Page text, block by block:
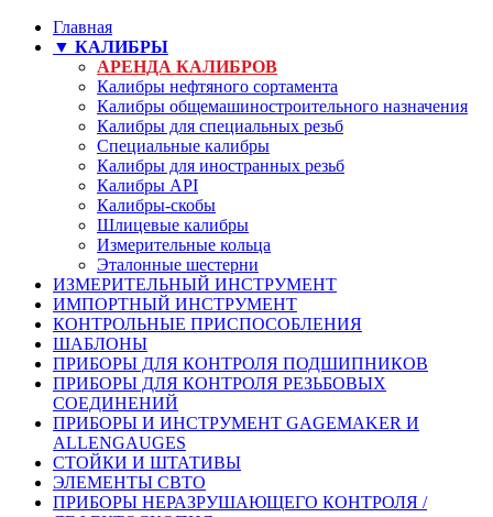
Главная
▼ КАЛИБРЫ
АРЕНДА КАЛИБРОВ
Калибры нефтяного сортамента
Калибры общемашиностроительного назначения
Калибры для специальных резьб
Специальные калибры
Калибры для иностранных резьб
Калибры API
Калибры-скобы
Шлицевые калибры
Измерительные кольца
Эталонные шестерни
ИЗМЕРИТЕЛЬНЫЙ ИНСТРУМЕНТ
ИМПОРТНЫЙ ИНСТРУМЕНТ
КОНТРОЛЬНЫЕ ПРИСПОСОБЛЕНИЯ
ШАБЛОНЫ
ПРИБОРЫ ДЛЯ КОНТРОЛЯ ПОДШИПНИКОВ
ПРИБОРЫ ДЛЯ КОНТРОЛЯ РЕЗЬБОВЫХ
СОЕДИНЕНИЙ
ПРИБОРЫ И ИНСТРУМЕНТ GAGEMAKER И
ALLENGAUGES
СТОЙКИ И ШТАТИВЫ
ЭЛЕМЕНТЫ СВТО
ПРИБОРЫ НЕРАЗРУШАЮЩЕГО КОНТРОЛЯ /